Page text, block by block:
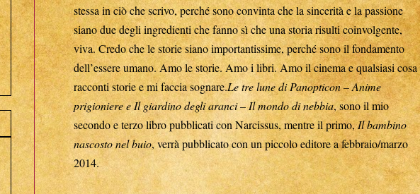
stessa in ciò che scrivo, perché sono convinta che la sincerità e la passione
siano due degli ingredienti che fanno sì che una storia risulti coinvolgente,
viva. Credo che le storie siano importantissime, perché sono il fondamento
dell’essere umano. Amo le storie. Amo i libri. Amo il cinema e qualsiasi cosa
racconti storie e mi faccia sognare.Le tre lune di Panopticon – Anime
prigioniere e Il giardino degli aranci – Il mondo di nebbia, sono il mio
secondo e terzo libro pubblicati con Narcissus, mentre il primo,Il bambino
nascosto nel buio, verrà pubblicato con un piccolo editore a febbraio/marzo
2014.